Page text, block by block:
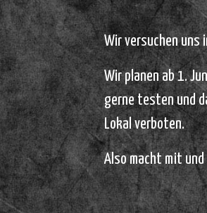
Wir versuchen uns
Wir planen ab 1.
gerne testen und
Lokal verboten.
Also macht mit